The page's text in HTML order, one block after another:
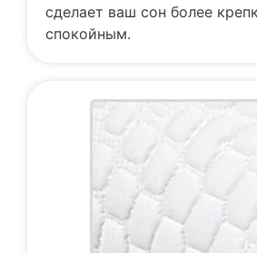
сделает ваш сон более
спокойным.